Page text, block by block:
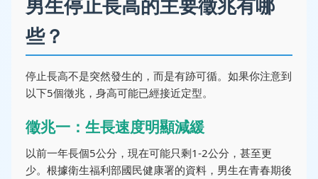
男生停止長高的主要徵兆有哪
些？
停止長高不是突然發生的，而是有跡可循。如果你注意到
以下5個徵兆，身高可能已經接近定型。
徵兆一：生長速度明顯減緩
以前一年長個5公分，現在可能只剩1-2公分，甚至更
少。根據衛生福利部國民健康署的資料，男生在青春期後